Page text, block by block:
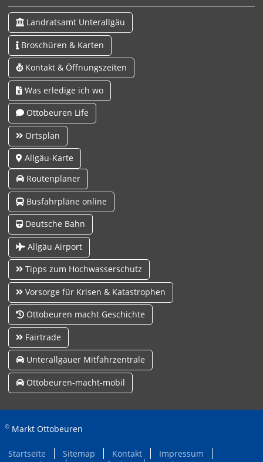
Landratsamt Unterallgäu
Broschüren & Karten
Kontakt & Öffnungszeiten
Was erledige ich wo
Ottobeuren Life
Ortsplan
Allgäu-Karte
Routenplaner
Busfahrpläne online
Deutsche Bahn
Allgäu Airport
Tipps zum Hochwasserschutz
Vorsorge für Krisen & Katastrophen
Ottobeuren macht Geschichte
Fairtrade
Unterallgäuer Mitfahrzentrale
Ottobeuren-macht-mobil
© Markt Ottobeuren
Startseite Sitemap Kontakt
Impressum